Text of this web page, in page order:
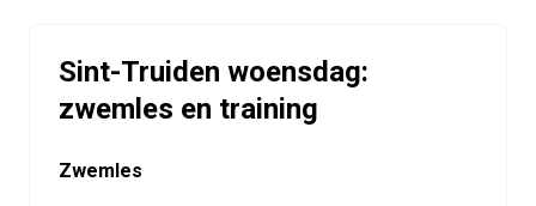
Sint-Truiden woensdag:
zwemles en training
Zwemles